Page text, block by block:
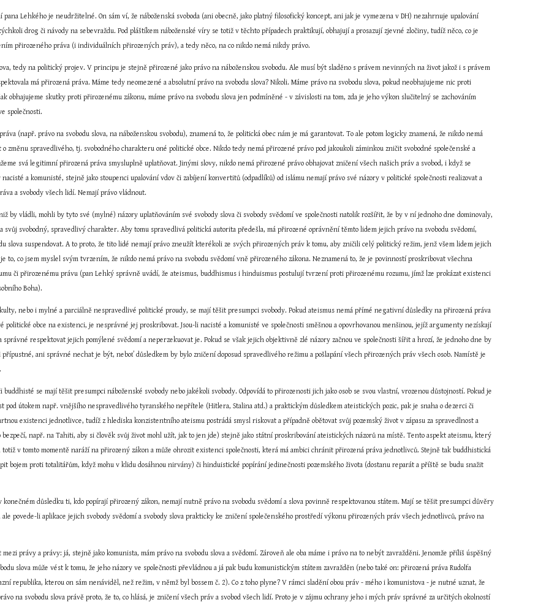
Lehkého je neudržitelné. On sám ví, že náboženská svoboda (ani obecně, jako platný filosofický koncept, ani jak je vymezena v DH) nezahrnuje upalování
drog či návody na sebevraždu. Pod pláštíkem náboženské víry se totiž v těchto případech praktikují, obhajují a prosazují zjevné zločiny, tudíž něco, co je
přirozeného práva (i individuálních přirozených práv), a tedy něco, na co nikdo nemá nikdy právo.
tedy na politický projev. V principu je stejně přirozené jako právo na náboženskou svobodu. Ale musí být sladěno s právem nevinných na život jakož i s právem
má přirozená práva. Máme tedy neomezené a absolutní právo na svobodu slova? Nikoli. Máme právo na svobodu slova, pokud neobhajujeme nic proti
obhajujeme skutky proti přirozenému zákonu, máme právo na svobodu slova jen podmíněné - v závislosti na tom, zda je jeho výkon slučitelný se zachováním
společnosti.
(např. právo na svobodu slova, na náboženskou svobodu), znamená to, že politická obec nám je má garantovat. To ale potom logicky znamená, že nikdo nemá
změnu spravedlivého, tj. svobodného charakteru oné politické obce. Nikdo tedy nemá přirozené právo pod jakoukoli záminkou zničit svobodné společenské a
svá legitimní přirozená práva smysluplně uplatňovat. Jinými slovy, nikdo nemá přirozené právo obhajovat zničení všech našich práv a svobod, i když se
a komunisté, stejně jako stoupenci upalování vdov či zabíjení konvertitů (odpadlíků) od islámu nemají právo své názory v politické společnosti realizovat a
a svobody všech lidí. Nemají právo vládnout.
by vládli, mohli by tyto své (mylné) názory uplatňováním své svobody slova či svobody svědomí ve společnosti natolik rozšířit, že by v ní jednoho dne dominovaly,
svůj svobodný, spravedlivý charakter. Aby tomu spravedlivá politická autorita předešla, má přirozené oprávnění těmto lidem jejich právo na svobodu svědomí,
slova suspendovat. A to proto, že tito lidé nemají právo zneužít kterékoli ze svých přirozených práv k tomu, aby zničili celý politický režim, jenž všem lidem jejich
to, co jsem myslel svým tvrzením, že nikdo nemá právo na svobodu svědomí vně přirozeného zákona. Neznamená to, že je povinností proskribovat všechna
či přirozenému právu (pan Lehký správně uvádí, že ateismus, buddhismus i hinduismus postulují tvrzení proti přirozenému rozumu, jímž lze prokázat existenci
Boha).
nebo i mylné a parciálně nespravedlivé politické proudy, se mají těšit presumpci svobody. Pokud ateismus nemá přímé negativní důsledky na přirozená práva
politické obce na existenci, je nesprávné jej proskribovat. Jsou-li nacisté a komunisté ve společnosti směšnou a opovrhovanou menšinou, jejíž argumenty nezískají
správné respektovat jejich pomýlené svědomí a neperzekuovat je. Pokud se však jejich objektivně zlé názory začnou ve společnosti šířit a hrozí, že jednoho dne by
ani správné nechat je být, neboť důsledkem by bylo zničení doposud spravedlivého režimu a pošlapání všech přirozených práv všech osob. Namístě je
se mají těšit presumpci náboženské svobody nebo jakékoli svobody. Odpovídá to přirozenosti jich jako osob se svou vlastní, vrozenou důstojností. Pokud je
pod útokem např. vnějšího nespravedlivého tyranského nepřítele (Hitlera, Stalina atd.) a praktickým důsledkem ateistických pozic, pak je snaha o dezerci či
existenci jednotlivce, tudíž z hlediska konzistentního ateismu postrádá smysl riskovat a případně obětovat svůj pozemský život v zápasu za spravedlnost a
např. na Tahiti, aby si člověk svůj život mohl užít, jak to jen jde) stejně jako státní proskribování ateistických názorů na místě. Tento aspekt ateismu, který
v tomto momentě naráží na přirozený zákon a může ohrozit existenci společnosti, která má ambici chránit přirozená práva jednotlivců. Stejně tak buddhistická
bojem proti totalitářům, když mohu v klidu dosáhnou nirvány) či hinduistické popírání jedinečnosti pozemského života (dostanu reparát a příště se budu snažit
konečném důsledku ti, kdo popírají přirozený zákon, nemají nutně právo na svobodu svědomí a slova povinně respektovanou státem. Mají se těšit presumpci důvěry
povede-li aplikace jejich svobody svědomí a svobody slova prakticky ke zničení společenského prostředí výkonu přirozených práv všech jednotlivců, právo na
právy a právy: já, stejně jako komunista, mám právo na svobodu slova a svědomí. Zároveň ale oba máme i právo na to nebýt zavražděni. Jenomže příliš úspěšný
slova může vést k tomu, že jeho názory ve společnosti převládnou a já pak budu komunistickým státem zavražděn (nebo také on: přirozená práva Rudolfa
republika, kterou on sám nenáviděl, než režim, v němž byl bossem č. 2). Co z toho plyne? V rámci sladění obou práv - mého i komunistova - je nutné uznat, že
na svobodu slova právě proto, že to, co hlásá, je zničení všech práv a svobod všech lidí. Proto je v zájmu ochrany jeho i mých práv správné za určitých okolností